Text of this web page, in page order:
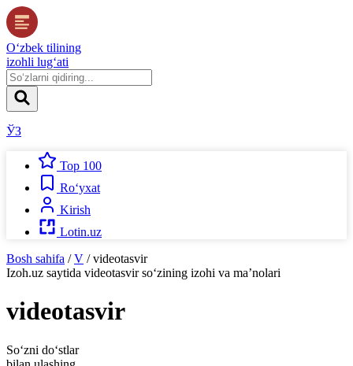
O‘zbek tilining
izohli lug‘ati
ЎЗ
Top 100
Ro‘yxat
Kirish
Lotin.uz
Bosh sahifa / V / videotasvir
Izoh.uz saytida videotasvirso‘zining izohi va ma’nolari
videotasvir
So‘zni do‘stlar